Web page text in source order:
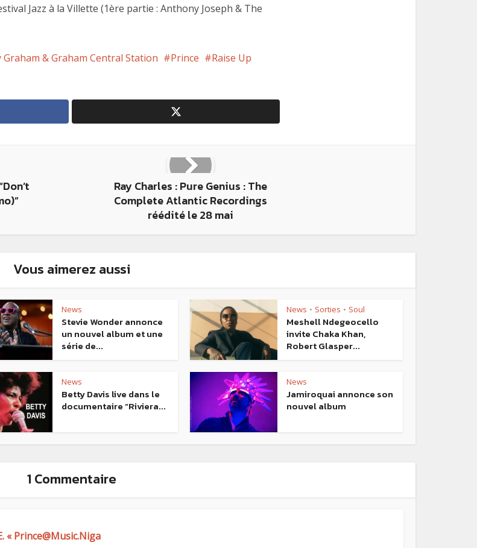
Jazz à la Villette (1ère partie : Anthony Joseph & The
Graham & Graham Central Station Prince
Raise Up
Ray Charles : Pure Genius : The
Complete Atlantic Recordings
réédité le 28 mai
Vous aimerez aussi
News
Stevie Wonder annonce
un nouvel album et une
série de...
News • Sorties • Soul
Meshell Ndegeocello
invite Chaka Khan,
Robert Glasper...
News
Betty Davis live dans le
documentaire “Riviera...
News
Jamiroquai annonce son
nouvel album
1 Commentaire
« Prince@Music.Niga